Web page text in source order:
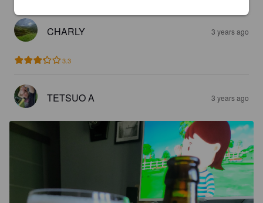
CHARLY 3 years ago
3.3
TETSUO A 3 years ago